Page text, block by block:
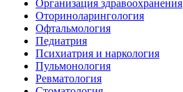
Организация здравоохранения
Оториноларингология
Офтальмология
Педиатрия
Психиатрия и наркология
Пульмонология
Ревматология